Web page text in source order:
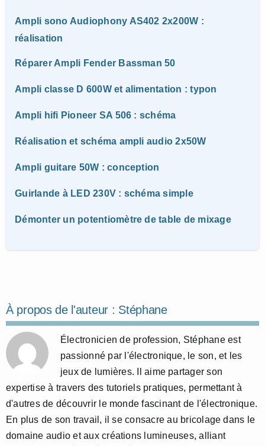
Ampli sono Audiophony AS402 2x200W :
réalisation
Réparer Ampli Fender Bassman 50
Ampli classe D 600W et alimentation : typon
Ampli hifi Pioneer SA 506 : schéma
Réalisation et schéma ampli audio 2x50W
Ampli guitare 50W : conception
Guirlande à LED 230V : schéma simple
Démonter un potentiomètre de table de mixage
À propos de l'auteur : Stéphane
Électronicien de profession, Stéphane est
passionné par l'électronique, le son, et les
jeux de lumières. Il aime partager son
expertise à travers des tutoriels pratiques, permettant à
d'autres de découvrir le monde fascinant de l'électronique.
En plus de son travail, il se consacre au bricolage dans le
domaine audio et aux créations lumineuses, alliant